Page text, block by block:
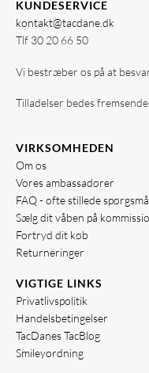
KUNDESERVICE
kontakt@tacdane.dk
Tlf 30 20 66 50
Vi bestræber os på at
Tilladelser bedes
VIRKSOMHEDEN
Om os
Vores ambassadører
FAQ - ofte stillede
Sælg dit våben på
Fortryd dit køb
Returneringer
VIGTIGE LINKS
Privatlivspolitik
Handelsbetingelser
TacDanes TacBlog
Smileyordning